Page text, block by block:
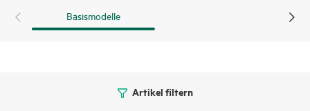
verbessert.Basismodelle
Artikel filtern